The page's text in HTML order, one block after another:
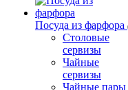
Посуда из фарфора
Столовые
сервизы
Чайные
сервизы
Чайные пары